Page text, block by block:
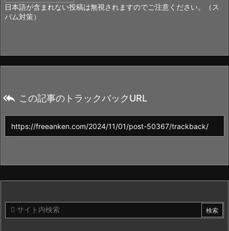
日本語が含まれない投稿は無視されますのでご注意ください。（ス
パム対策）
 この記事のトラックバックURL